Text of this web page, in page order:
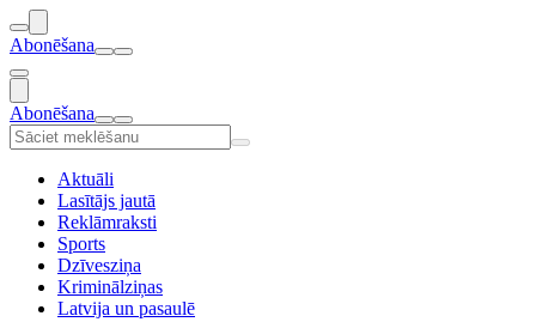
Abonēšana
Abonēšana
Aktuāli
Lasītājs jautā
Reklāmraksti
Sports
Dzīvesziņa
Kriminālziņas
Latvija un pasaulē